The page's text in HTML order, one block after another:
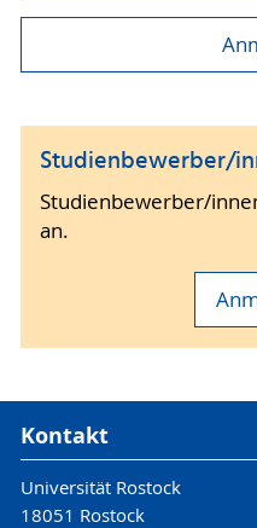
Studienbewerber/
Studienbewerber/
an.
Kontakt
Universität Rostock
18051 Rostock